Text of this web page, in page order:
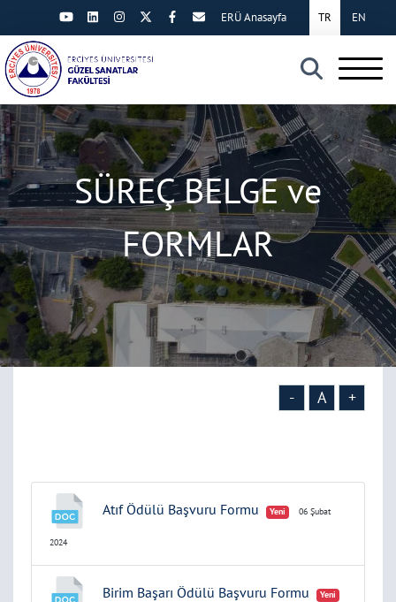
×
TR EN
ERÜ Anasayfa
SÜREÇ BELGE ve
FORMLAR
- A +
Atıf Ödülü Başvuru Formu Yeni 06 Şubat
2024
Birim Başarı Ödülü Başvuru Formu Yeni